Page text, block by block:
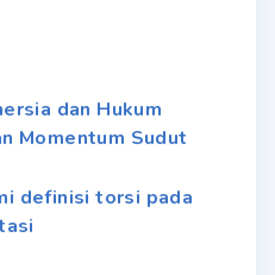
dan Hukum
Momentum Sudut
definisi torsi pada